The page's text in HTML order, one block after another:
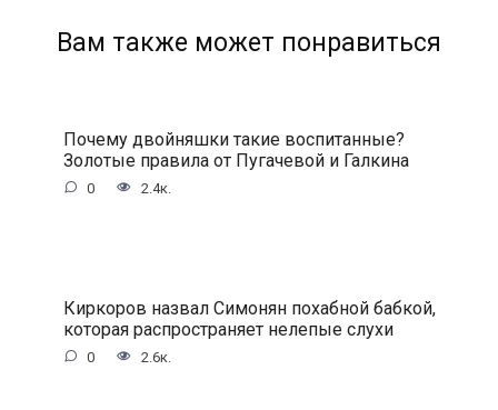
Вам также может понравиться
Почему двойняшки такие воспитанные?
Золотые правила от Пугачевой и Галкина
0 2.4к.
Киркоров назвал Симонян похабной бабкой,
которая распространяет нелепые слухи
0 2.6к.